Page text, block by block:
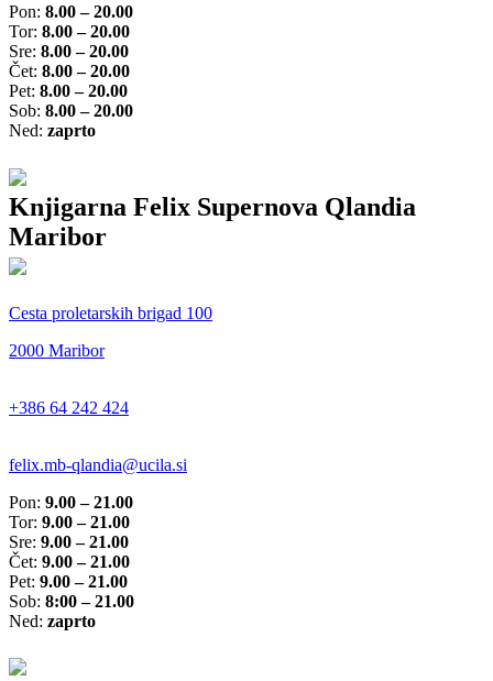
Pon: 8.00 – 20.00
Tor: 8.00 – 20.00
Sre: 8.00 – 20.00
Čet: 8.00 – 20.00
Pet: 8.00 – 20.00
Sob: 8.00 – 20.00
Ned: zaprto
Knjigarna Felix Supernova Qlandia
Maribor
Cesta proletarskih brigad 100
2000 Maribor
+386 64 242 424
felix.mb-qlandia@ucila.si
Pon: 9.00 – 21.00
Tor: 9.00 – 21.00
Sre: 9.00 – 21.00
Čet: 9.00 – 21.00
Pet: 9.00 – 21.00
Sob: 8:00 – 21.00
Ned: zaprto